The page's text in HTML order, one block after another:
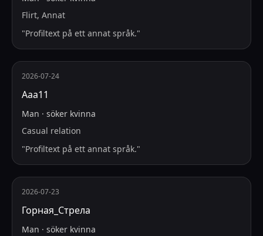
Flirt, Annat
"Profiltext på ett annat språk."
2026-07-24
Ааа11
Man · söker kvinna
Casual relation
"Profiltext på ett annat språk."
2026-07-23
Горная_Стрела
Man · söker kvinna